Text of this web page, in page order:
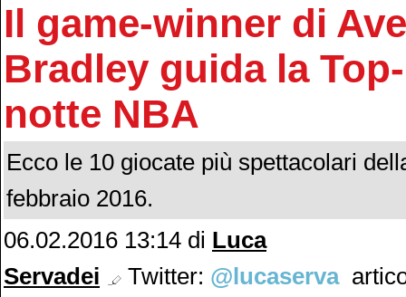
Il game-winner di
Bradley guida la
notte NBA
Ecco le 10 giocate più spettacolari
febbraio 2016.
06.02.2016 13:14 di Luca
Servadei
Twitter: @lucaserva